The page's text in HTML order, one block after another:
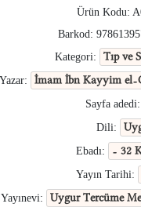
Ürün Kodu:
Barkod:
Kategori:
Tıp ve
Yazar: İmam İbn Kayyim el-
Sayfa adedi:
Dili:
Ebadı: - 32
Yayın Tarihi:
Yayınevi: Uygur Tercüme